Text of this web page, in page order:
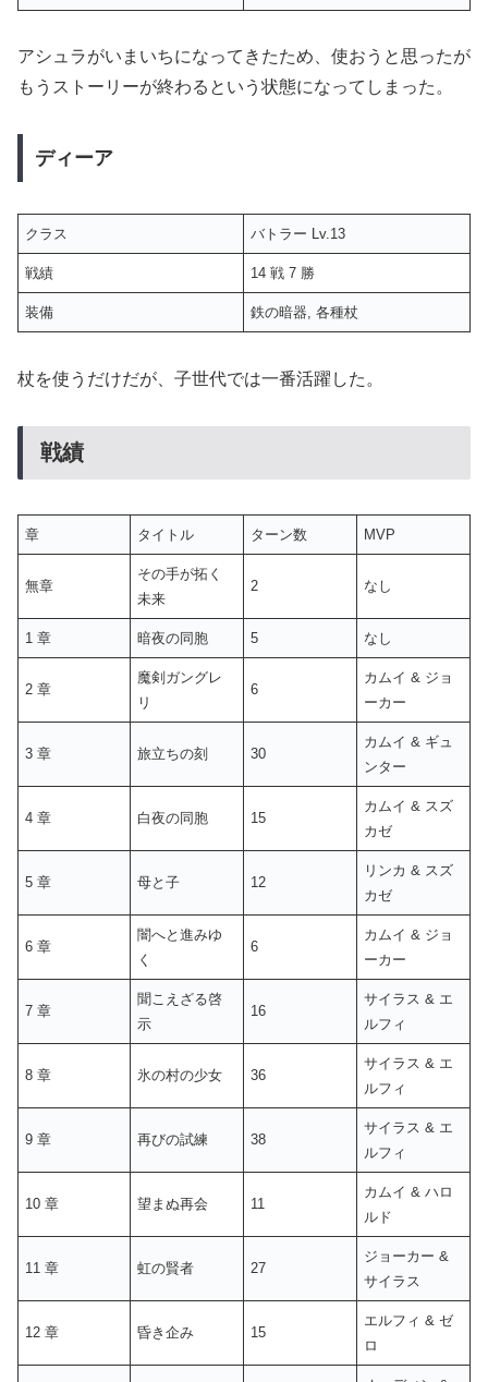
アシュラがいまいちになってきたため、使おうと思ったが
もうストーリーが終わるという状態になってしまった。
ディーア
クラス バトラー Lv.13
戦績 14 戦 7 勝
装備 鉄の暗器, 各種杖
杖を使うだけだが、子世代では一番活躍した。
戦績
章 タイトル ターン数 MVP
無章
その手が拓く
未来
2 なし
1 章 暗夜の同胞 5 なし
2 章
魔剣ガングレ
リ
6
カムイ & ジョ
ーカー
3 章 旅立ちの刻 30
カムイ & ギュ
ンター
4 章 白夜の同胞 15
カムイ & スズ
カゼ
5 章 母と子 12
リンカ & スズ
カゼ
6 章
闇へと進みゆ
く
6
カムイ & ジョ
ーカー
7 章
聞こえざる啓
示
16
サイラス & エ
ルフィ
8 章 氷の村の少女 36
サイラス & エ
ルフィ
9 章 再びの試練 38
サイラス & エ
ルフィ
10 章 望まぬ再会 11
カムイ & ハロ
ルド
11 章 虹の賢者 27
ジョーカー &
サイラス
12 章 昏き企み 15
エルフィ & ゼ
ロ